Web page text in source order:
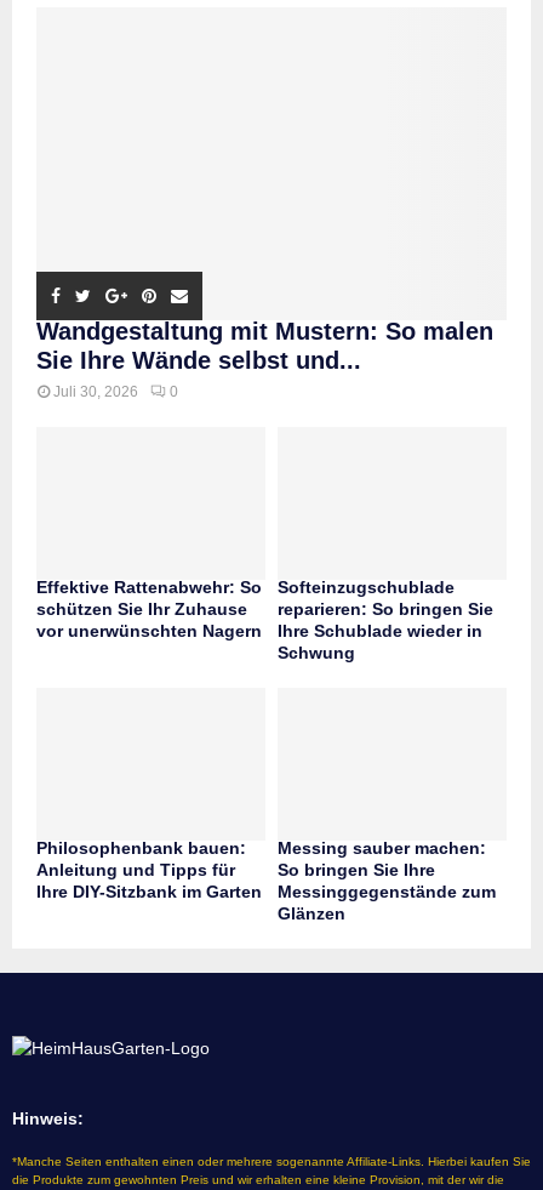
Wandgestaltung mit Mustern: So malen
Sie Ihre Wände selbst und...
Juli 30, 2026 0
Effektive Rattenabwehr: So
schützen Sie Ihr Zuhause
vor unerwünschten Nagern
Softeinzugschublade
reparieren: So bringen Sie
Ihre Schublade wieder in
Schwung
Philosophenbank bauen:
Anleitung und Tipps für
Ihre DIY-Sitzbank im Garten
Messing sauber machen:
So bringen Sie Ihre
Messinggegenstände zum
Glänzen
Hinweis:
*Manche Seiten enthalten einen oder mehrere sogenannte Affiliate-Links. Hierbei kaufen Sie
die Produkte zum gewohnten Preis und wir erhalten eine kleine Provision, mit der wir die